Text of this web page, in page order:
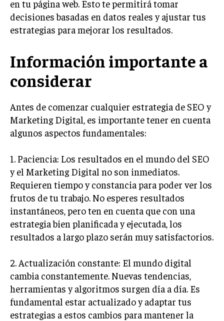
en tu página web. Esto te permitirá tomar
decisiones basadas en datos reales y ajustar tus
estrategias para mejorar los resultados.
Información importante a
considerar
Antes de comenzar cualquier estrategia de SEO y
Marketing Digital, es importante tener en cuenta
algunos aspectos fundamentales:
1. Paciencia: Los resultados en el mundo del SEO
y el Marketing Digital no son inmediatos.
Requieren tiempo y constancia para poder ver los
frutos de tu trabajo. No esperes resultados
instantáneos, pero ten en cuenta que con una
estrategia bien planificada y ejecutada, los
resultados a largo plazo serán muy satisfactorios.
2. Actualización constante: El mundo digital
cambia constantemente. Nuevas tendencias,
herramientas y algoritmos surgen día a día. Es
fundamental estar actualizado y adaptar tus
estrategias a estos cambios para mantener la